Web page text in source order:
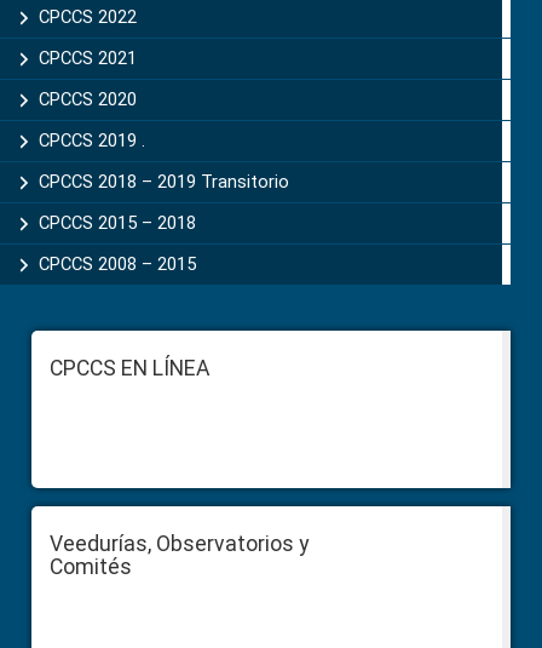
CPCCS 2022
CPCCS 2021
CPCCS 2020
CPCCS 2019 .
CPCCS 2018 – 2019 Transitorio
CPCCS 2015 – 2018
CPCCS 2008 – 2015
FooterCPCCS EN LÍNEA
Veedurías, Observatorios y
Comités